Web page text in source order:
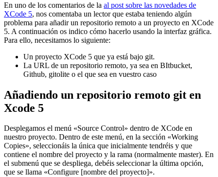
En uno de los comentarios de la al post sobre las novedades de
XCode 5, nos comentaba un lector que estaba teniendo algún
problema para añadir un repositorio remoto a un proyecto en XCode
5. A continuación os indico cómo hacerlo usando la interfaz gráfica.
Para ello, necesitamos lo siguiente:
Un proyecto XCode 5 que ya está bajo git.
La URL de un repositorio remoto, ya sea en BItbucket,
Github, gitolite o el que sea en vuestro caso
Añadiendo un repositorio remoto git en
Xcode 5
Desplegamos el menú «Source Control» dentro de XCode en
nuestro proyecto. Dentro de este menú, en la sección «Working
Copies», seleccionáis la única que inicialmente tendréis y que
contiene el nombre del proyecto y la rama (normalmente master). En
el submenú que se despliega, debéis seleccionar la última opción,
que se llama «Configure [nombre del proyecto]».